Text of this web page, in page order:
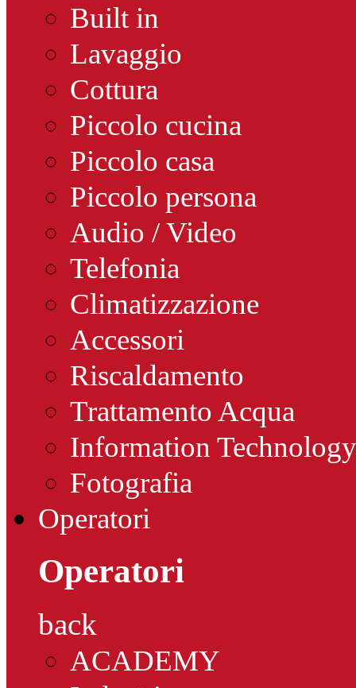
Built in
Lavaggio
Cottura
Piccolo cucina
Piccolo casa
Piccolo persona
Audio / Video
Telefonia
Climatizzazione
Accessori
Riscaldamento
Trattamento Acqua
Information Technology
Fotografia
Operatori
Operatori
back
ACADEMY